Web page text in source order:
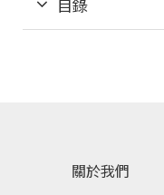
目錄
關於我們